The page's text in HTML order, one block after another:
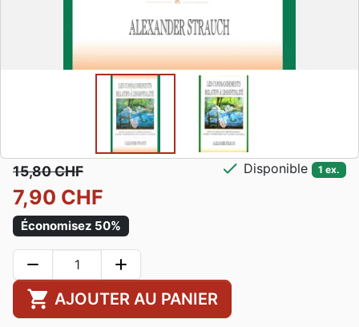
15,80 CHF
7,90 CHF
Économisez 50%
check Disponible 1 ex.
remove add
shopping_cart AJOUTER AU PANIER